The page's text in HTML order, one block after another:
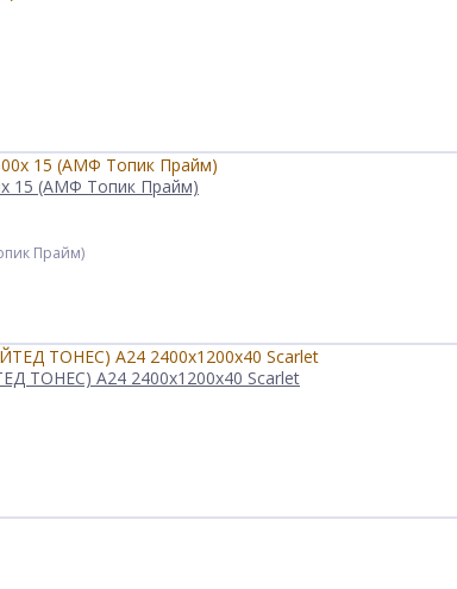
15 (АМФ Топик Прайм)
Прайм)
ТОНЕС) A24 2400x1200x40 Scarlet